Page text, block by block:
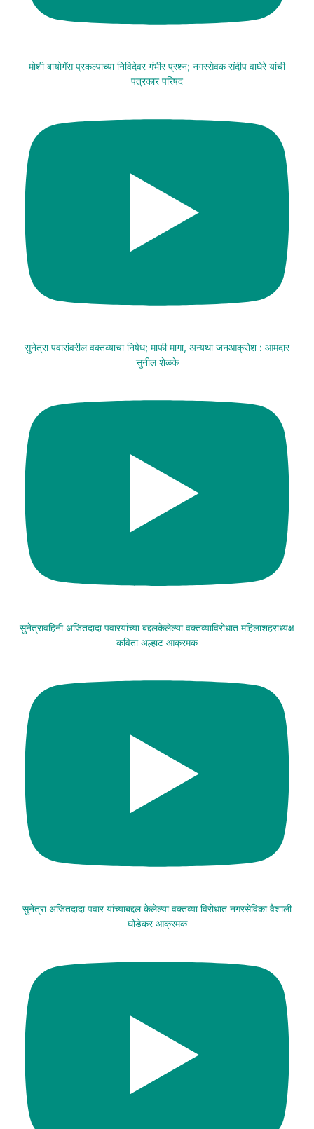
मोशी बायोगॅस प्रकल्पाच्या निविदेवर गंभीर प्रश्न; नगरसेवक संदीप वाघेरे यांची
पत्रकार परिषद
सुनेत्रा पवारांवरील वक्तव्याचा निषेध; माफी मागा, अन्यथा जनआक्रोश : आमदार
सुनील शेळके
सुनेत्रावहिनी अजितदादा पवारयांच्या बद्दलकेलेल्या वक्तव्याविरोधात महिलाशहराध्यक्ष
कविता अल्हाट आक्रमक
सुनेत्रा अजितदादा पवार यांच्याबद्दल केलेल्या वक्तव्या विरोधात नगरसेविका वैशाली
घोडेकर आक्रमक